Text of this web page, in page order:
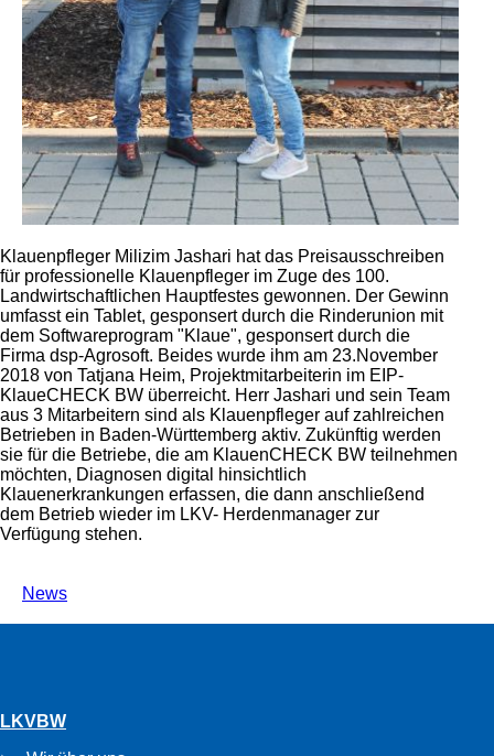
Klauenpfleger Milizim Jashari hat das Preisausschreiben
für professionelle Klauenpfleger im Zuge des 100.
Landwirtschaftlichen Hauptfestes gewonnen. Der Gewinn
umfasst ein Tablet, gesponsert durch die Rinderunion mit
dem Softwareprogram
Klaue , gesponsert durch die
Firma dsp-Agrosoft. Beides wurde ihm am 23.November
2018 von Tatjana Heim, Projektmitarbeiterin im EIP-
KlaueCHECK BW überreicht. Herr Jashari und sein Team
aus 3 Mitarbeitern sind als Klauenpfleger auf zahlreichen
Betrieben in Baden-Württemberg aktiv. Zukünftig werden
sie für die Betriebe, die am KlauenCHECK BW teilnehmen
möchten, Diagnosen digital hinsichtlich
Klauenerkrankungen erfassen, die dann anschließend
dem Betrieb wieder im LKV- Herdenmanager zur
Verfügung stehen.
News
LKVBW